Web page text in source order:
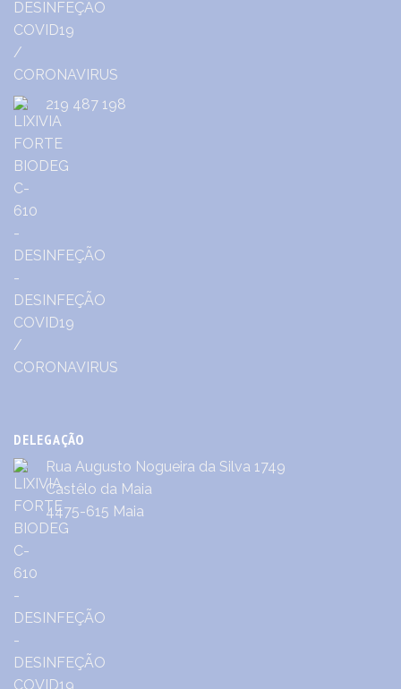
219 487 198
DELEGAÇÃO
Rua Augusto Nogueira da Silva 1749
Castêlo da Maia
4475-615 Maia